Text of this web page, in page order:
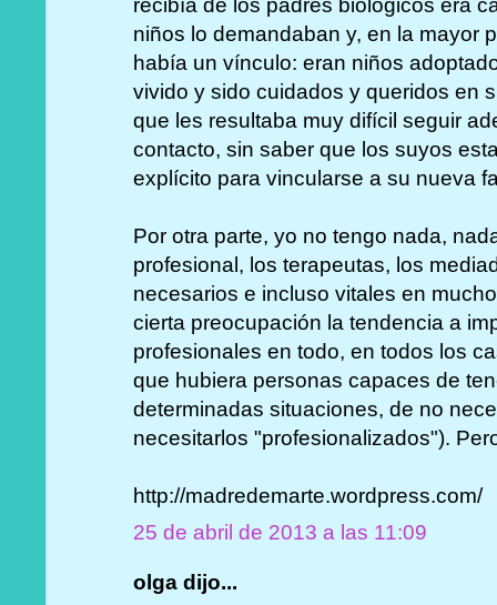
recibía de los padres biológicos era
niños lo demandaban y, en la mayor
había un vínculo: eran niños
vivido y sido cuidados y queridos en
que les resultaba muy difícil seguir
contacto, sin saber que los suyos
explícito para vincularse a su nueva
Por otra parte, yo no tengo nada,
profesional, los terapeutas, los
necesarios e incluso vitales en
cierta preocupación la tendencia a
profesionales en todo, en todos los
que hubiera personas capaces de
determinadas situaciones, de no
necesitarlos "profesionalizados").
http://madredemarte.wordpress.com/
25 de abril de 2013 a las 11:09
olga dijo...